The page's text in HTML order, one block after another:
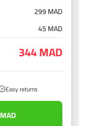
299 MAD
45 MAD
344 MAD
Easy returns